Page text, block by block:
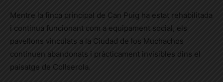
Mentre la finca principal de Can Puig ha estat rehabilitada
i continua funcionant com a equipament social, els
pavellons vinculats a la Ciudad de los Muchachos
continuen abandonats i pràcticament invisibles dins el
paisatge de Collserola.